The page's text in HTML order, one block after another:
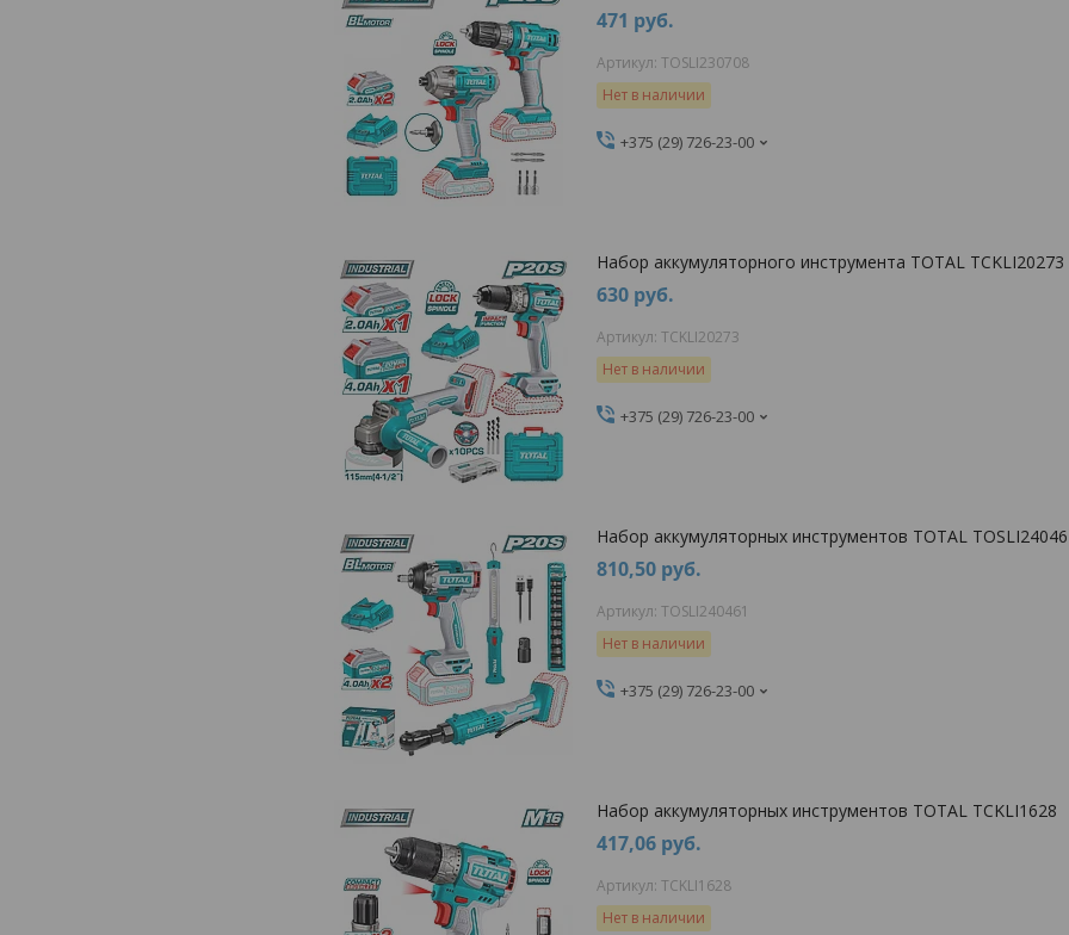
471 руб.
TOSLI230708
Нет в наличии
+375 (29) 726-23-00
Набор аккумуляторного инструмента TOTAL TCKLI20273
630 руб.
TCKLI20273
Нет в наличии
+375 (29) 726-23-00
Набор аккумуляторных инструментов TOTAL
810,50 руб.
TOSLI240461
Нет в наличии
+375 (29) 726-23-00
Набор аккумуляторных инструментов TOTAL TCKLI1628
417,06 руб.
TCKLI1628
Нет в наличии